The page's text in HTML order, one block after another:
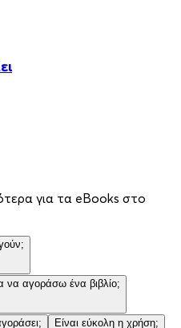
για τα eBooks στο
να αγοράσω ένα βιβλίο;
Είναι εύκολη η χρήση;